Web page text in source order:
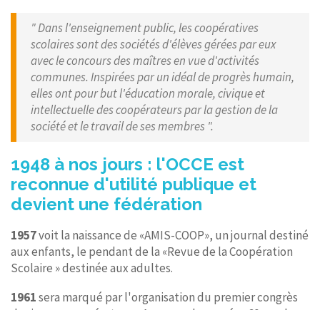
" Dans l'enseignement public, les coopératives
scolaires sont des sociétés d'élèves gérées par eux
avec le concours des maîtres en vue d'activités
communes. Inspirées par un idéal de progrès humain,
elles ont pour but l'éducation morale, civique et
intellectuelle des coopérateurs par la gestion de la
société et le travail de ses membres ".
1948 à nos jours : l'OCCE est
reconnue d'utilité publique et
devient une fédération
1957voit la naissance de «AMIS-COOP», un journal destiné
aux enfants, le pendant de la «Revue de la Coopération
Scolaire » destinée aux adultes.
1961sera marqué par l'organisation du premier congrès